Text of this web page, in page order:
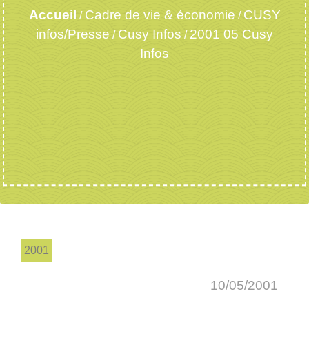
Accueil / Cadre de vie & économie / CUSY
infos/Presse / Cusy Infos / 2001 05 Cusy
Infos
2001
10/05/2001